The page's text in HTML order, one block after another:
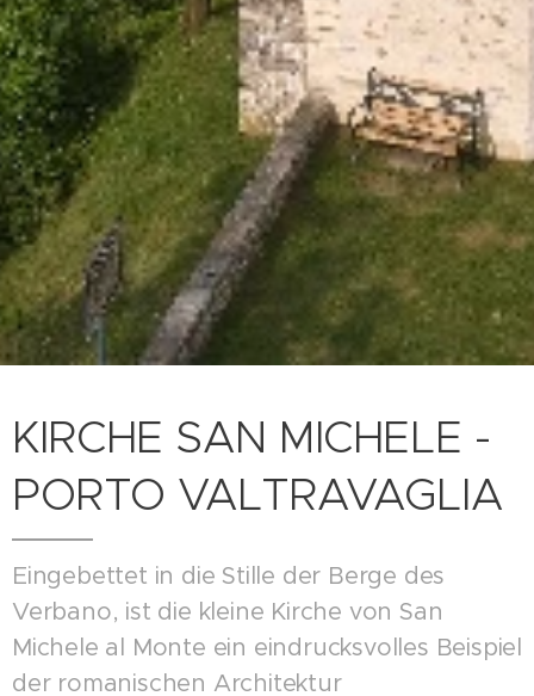
KIRCHE SAN MICHELE -
PORTO VALTRAVAGLIA
Eingebettet in die Stille der Berge des
Verbano, ist die kleine Kirche von San
Michele al Monte ein eindrucksvolles Beispiel
der romanischen Architektur